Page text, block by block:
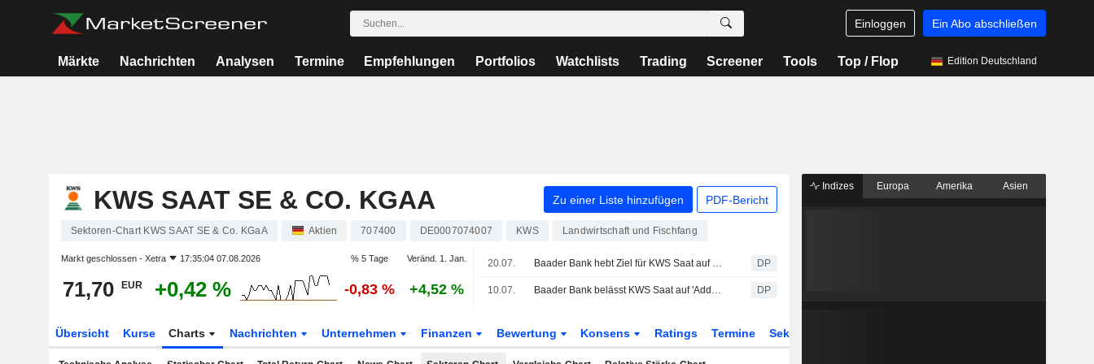
Einloggen Ein Abo abschließen
Märkte Nachrichten Analysen Termine Empfehlungen Portfolios Watchlists Trading Screener Tools Top / Flop Edition Deutschland
KWS SAAT SE & CO. KGAA Zu einer Liste hinzufügen PDF-Bericht
Sektoren-Chart KWS SAAT SE & Co. KGaA Aktien 707400 DE0007074007 KWS Landwirtschaft und Fischfang
Markt geschlossen - Xetra 17:35:04 07.08.2026 % 5 Tage Veränd. 1. Jan.
71,70 EUR +0,42 % -0,83 % +4,52 %
20.07. Baader Bank hebt Ziel für KWS Saat auf 85 Euro - 'Add' DP
10.07. Baader Bank belässt KWS Saat auf 'Add' - Ziel 78 Euro DP
Übersicht Kurse Charts Nachrichten Unternehmen Finanzen Bewertung Konsens Ratings Termine Sektor
Indizes Europa Amerika Asien